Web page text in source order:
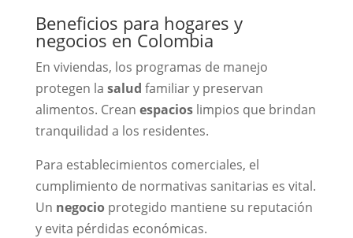
Beneficios para hogares y
negocios en Colombia
En viviendas, los programas de manejo
protegen la salud familiar y preservan
alimentos. Crean espacioslimpios que brindan
tranquilidad a los residentes.
Para establecimientos comerciales, el
cumplimiento de normativas sanitarias es vital.
Un negocioprotegido mantiene su reputación
y evita pérdidas económicas.